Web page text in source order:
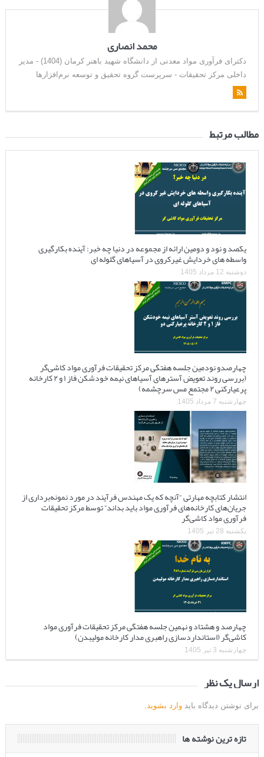
محمد انصاری
دکترای فرآوری مواد معدنی از دانشگاه شهید باهنر کرمان (1404) - مدیر
داخلی مرکز تحقیقات - سرپرست گروه تحقیق و توسعه نرم‌افزارها
مطالب مرتبط
یکصد و نود و دومین ارائه از مجموعه در دنیا چه خبر: آینده بکارگیری
واسطه های خردایش غیرکروی در آسیاهای گلوله ای
دوشنبه 12 مرداد 1405
چهارصدو نودمین جلسه هفتگی مرکز تحقیقات فرآوری مواد کاشی‌گر
(بررسی روند تعویض آسترهای آسیاهای نیمه خودشکن فاز ۱ و ۲ کارخانه
پرعیارکنی ۲ مجتمع مس سرچشمه)
چهارشنبه 7 مرداد 1405
انتشار کتابچه مهارتی “آنچه که یک مهندس فرآیند در مورد نمونه‌برداری از
جریان‌های کارخانه‌های فرآوری مواد باید بداند” توسط مرکز تحقیقات
فرآوری مواد کاشی‌گر
یکشنبه 28 تیر 1405
چهارصد و هشتاد و نهمین جلسه هفتگی مرکز تحقیقات فرآوری مواد
کاشی‌گر (استانداردسازی راهبری مدار کارخانه مولیبدن)
چهارشنبه 3 تیر 1405
ارسال یک نظر
برای نوشتن دیدگاه باید وارد بشوید.
تازه ترین نوشته ها